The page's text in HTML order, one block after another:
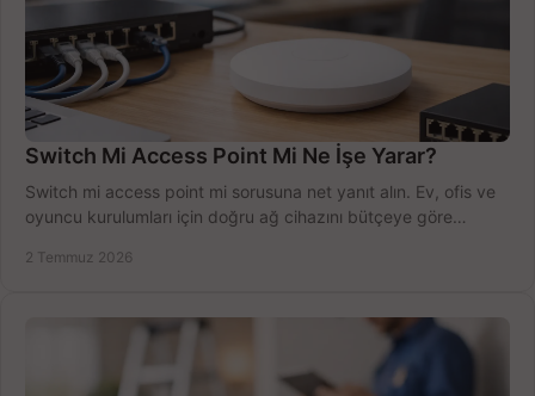
Switch Mi Access Point Mi Ne İşe Yarar?
Switch mi access point mi sorusuna net yanıt alın. Ev, ofis ve
oyuncu kurulumları için doğru ağ cihazını bütçeye göre
2 Temmuz 2026